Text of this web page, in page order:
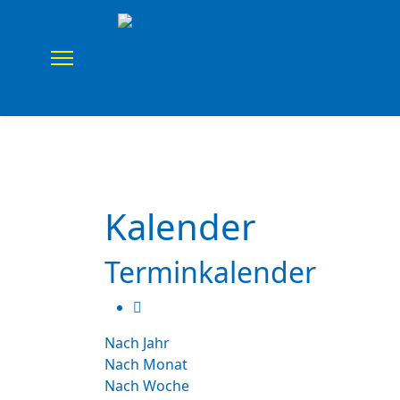
Kalender
Terminkalender
Nach Jahr
Nach Monat
Nach Woche